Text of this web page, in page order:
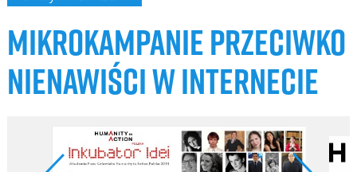
MIKROKAMPANIE PRZECIWKO
NIENAWIŚCI W INTERNECIE